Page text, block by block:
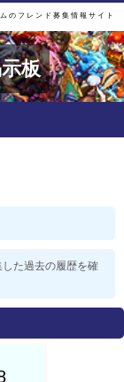
のフレンド募集情報サイト
板
た過去の履歴を確